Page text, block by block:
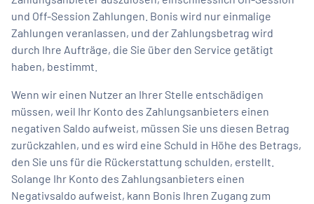
und Off-Session Zahlungen. Bonis wird nur einmalige
Zahlungen veranlassen, und der Zahlungsbetrag wird
durch Ihre Aufträge, die Sie über den Service getätigt
haben, bestimmt.
Wenn wir einen Nutzer an Ihrer Stelle entschädigen
müssen, weil Ihr Konto des Zahlungsanbieters einen
negativen Saldo aufweist, müssen Sie uns diesen Betrag
zurückzahlen, und es wird eine Schuld in Höhe des Betrags,
den Sie uns für die Rückerstattung schulden, erstellt.
Solange Ihr Konto des Zahlungsanbieters einen
Negativsaldo aufweist, kann Bonis Ihren Zugang zum